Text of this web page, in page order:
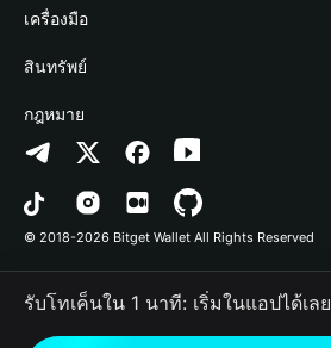
ข่าวสารด้านคริปโต
ศูนย์ช่วยเหลือ
ติดต่อเรา
ทรัพยากรข้อมูลของแบรนด์
อาชีพ
Payfi Crypto
Crypto Swap API
Altcoin Season Index
Prediction Markets
DApp
RWA
เชื่อมต่อ Wallet
Bitget Wallet Pay
ลิสต์โปรเจกต์
Protection Fund
เทคโนโลยีความปลอดภัย
เครื่องมือ
ซื้อคริปโต
การตรวจจับการอนุญาต
การตรวจจับสัญญา
การโอนเป็นชุด
สินทรัพย์
Arbitrum
Avalanche
Bitcoin
Polygon
กฎหมาย
นโยบายความเป็นส่วนตัว
ข้อตกลงในการใช้บริการ
© 2018-2026 Bitget Wallet All Rights Reserved
รับโทเค็นใน 1 นาที: เริ่มในแอปได้เลย